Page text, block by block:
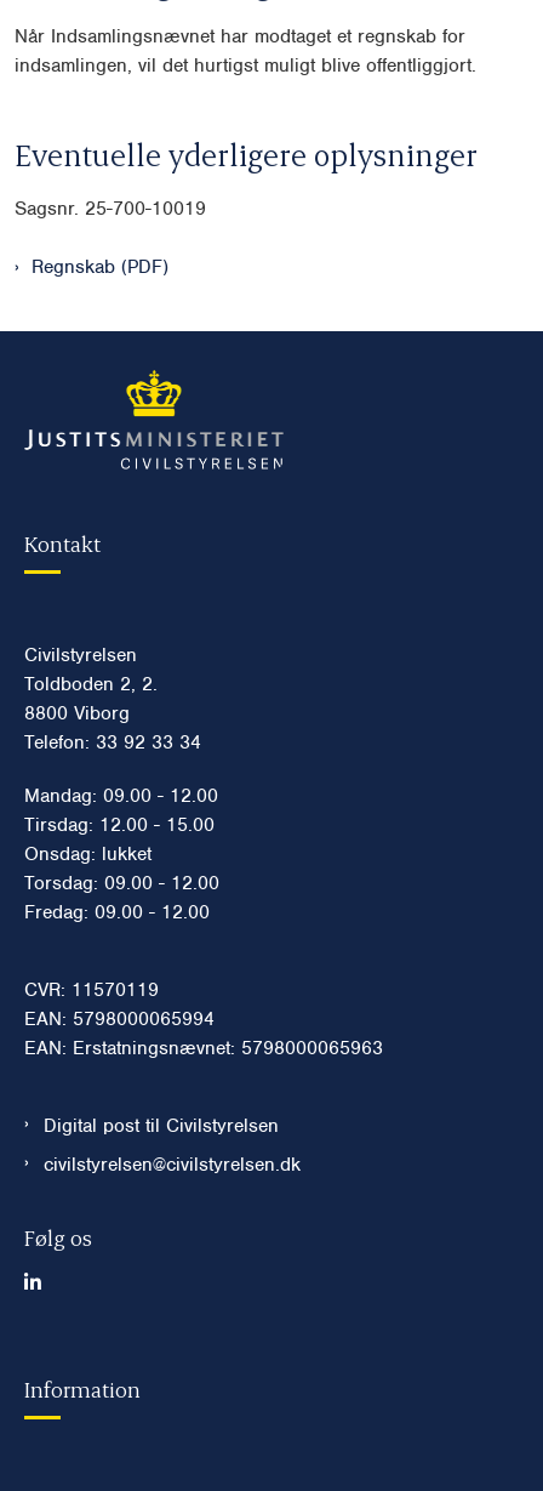
Når Indsamlingsnævnet har modtaget et regnskab for
indsamlingen, vil det hurtigst muligt blive offentliggjort.
Eventuelle yderligere oplysninger
Sagsnr. 25-700-10019
Regnskab (PDF)
Kontakt
Civilstyrelsen
Toldboden 2, 2.
8800 Viborg
Telefon: 33 92 33 34
Mandag: 09.00 - 12.00
Tirsdag: 12.00 - 15.00
Onsdag: lukket
Torsdag: 09.00 - 12.00
Fredag: 09.00 - 12.00
CVR: 11570119
EAN: 5798000065994
EAN: Erstatningsnævnet: 5798000065963
Digital post til Civilstyrelsen
civilstyrelsen@civilstyrelsen.dk
Følg os
Information